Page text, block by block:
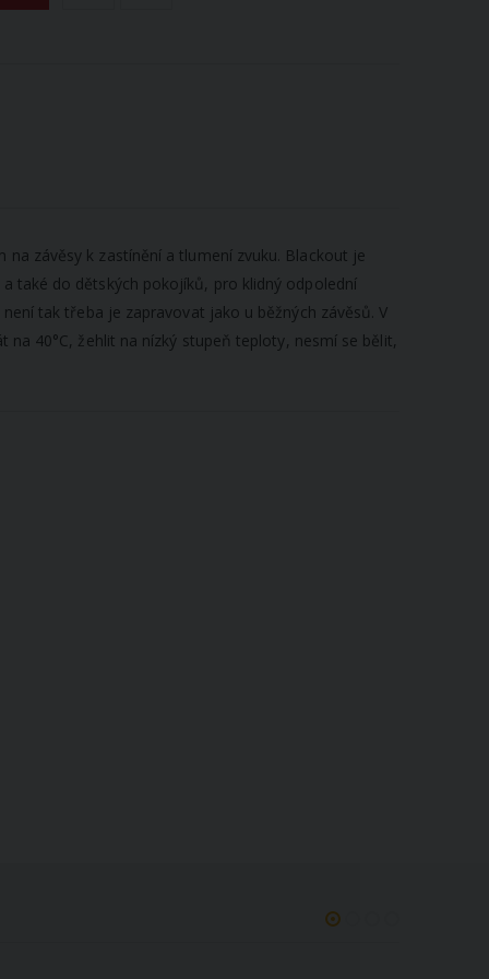
závěsy k zastínění a tlumení zvuku. Blackout je
také do dětských pokojíků, pro klidný odpolední
tak třeba je zapravovat jako u běžných závěsů. V
40°C, žehlit na nízký stupeň teploty, nesmí se bělit,